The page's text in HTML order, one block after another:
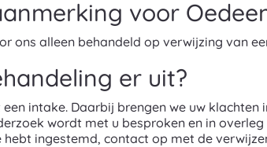
voor
ons alleen behandeld op verwijzing van
er uit?
intake. Daarbij brengen we uw
wordt met u besproken en in
hebt ingestemd, contact op met de